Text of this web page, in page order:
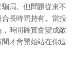
局。但問題從來不
長時間持有。 當投
時間確實會變成敵
才會開始站在你這